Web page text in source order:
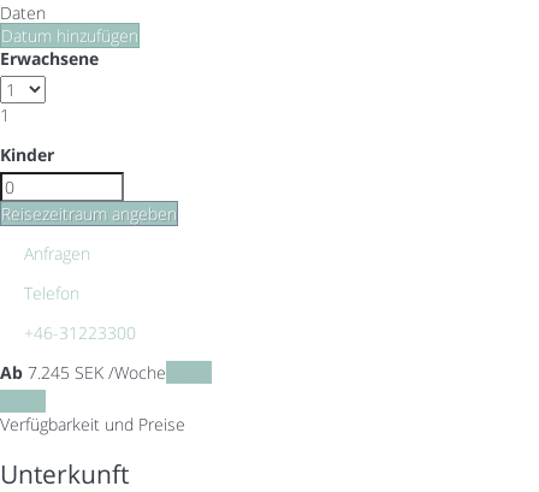
Daten
Datum hinzufügen
Erwachsene
1
Kinder
Reisezeitraum angeben
Anfragen
Telefon
+46-31223300
Ab 7.245 SEK /Woche
Verfügbarkeit und Preise
Unterkunft